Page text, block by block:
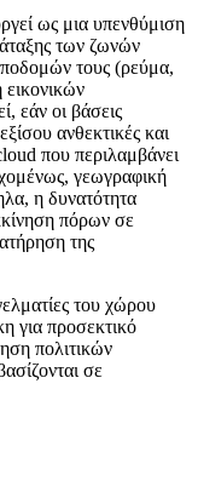
ως μια υπενθύμιση
των ζωνών
τους (ρεύμα,
εάν οι βάσεις
ανθεκτικές και
που περιλαμβάνει
γεωγραφική
η δυνατότητα
πόρων σε
της
του χώρου
για προσεκτικό
πολιτικών
σε